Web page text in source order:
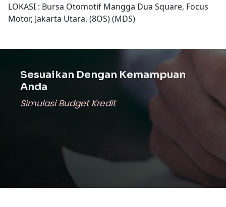
LOKASI : Bursa Otomotif Mangga Dua Square, Focus
Motor, Jakarta Utara. (8OS) (MDS)
Sesuaikan Dengan Kemampuan
Anda
Simulasi Budget Kredit